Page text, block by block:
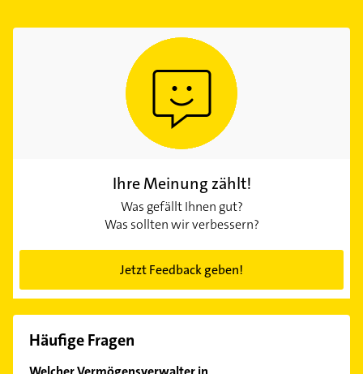
Ihre Meinung zählt!
Was gefällt Ihnen gut?
Was sollten wir verbessern?
Jetzt Feedback geben!
Häufige Fragen